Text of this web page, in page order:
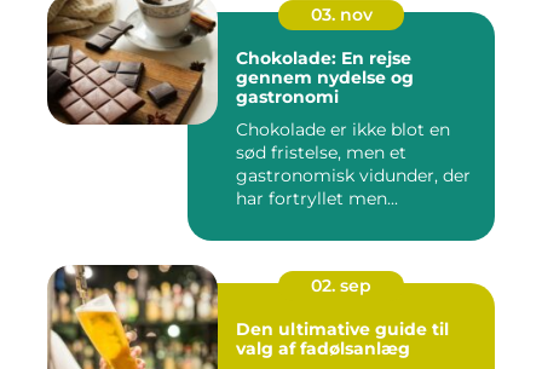
03. nov
Chokolade: En rejse
gennem nydelse og
gastronomi
Chokolade er ikke blot en
sød fristelse, men et
gastronomisk vidunder, der
har fortryllet men...
02. sep
Den ultimative guide til
valg af fadølsanlæg